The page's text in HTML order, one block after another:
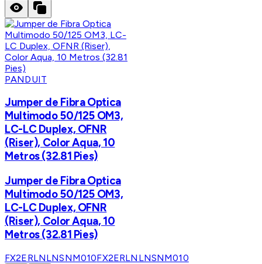
PANDUIT
Jumper de Fibra Optica
Multimodo 50/125 OM3,
LC-LC Duplex, OFNR
(Riser), Color Aqua, 10
Metros (32.81 Pies)
Jumper de Fibra Optica
Multimodo 50/125 OM3,
LC-LC Duplex, OFNR
(Riser), Color Aqua, 10
Metros (32.81 Pies)
FX2ERLNLNSNM010FX2ERLNLNSNM010